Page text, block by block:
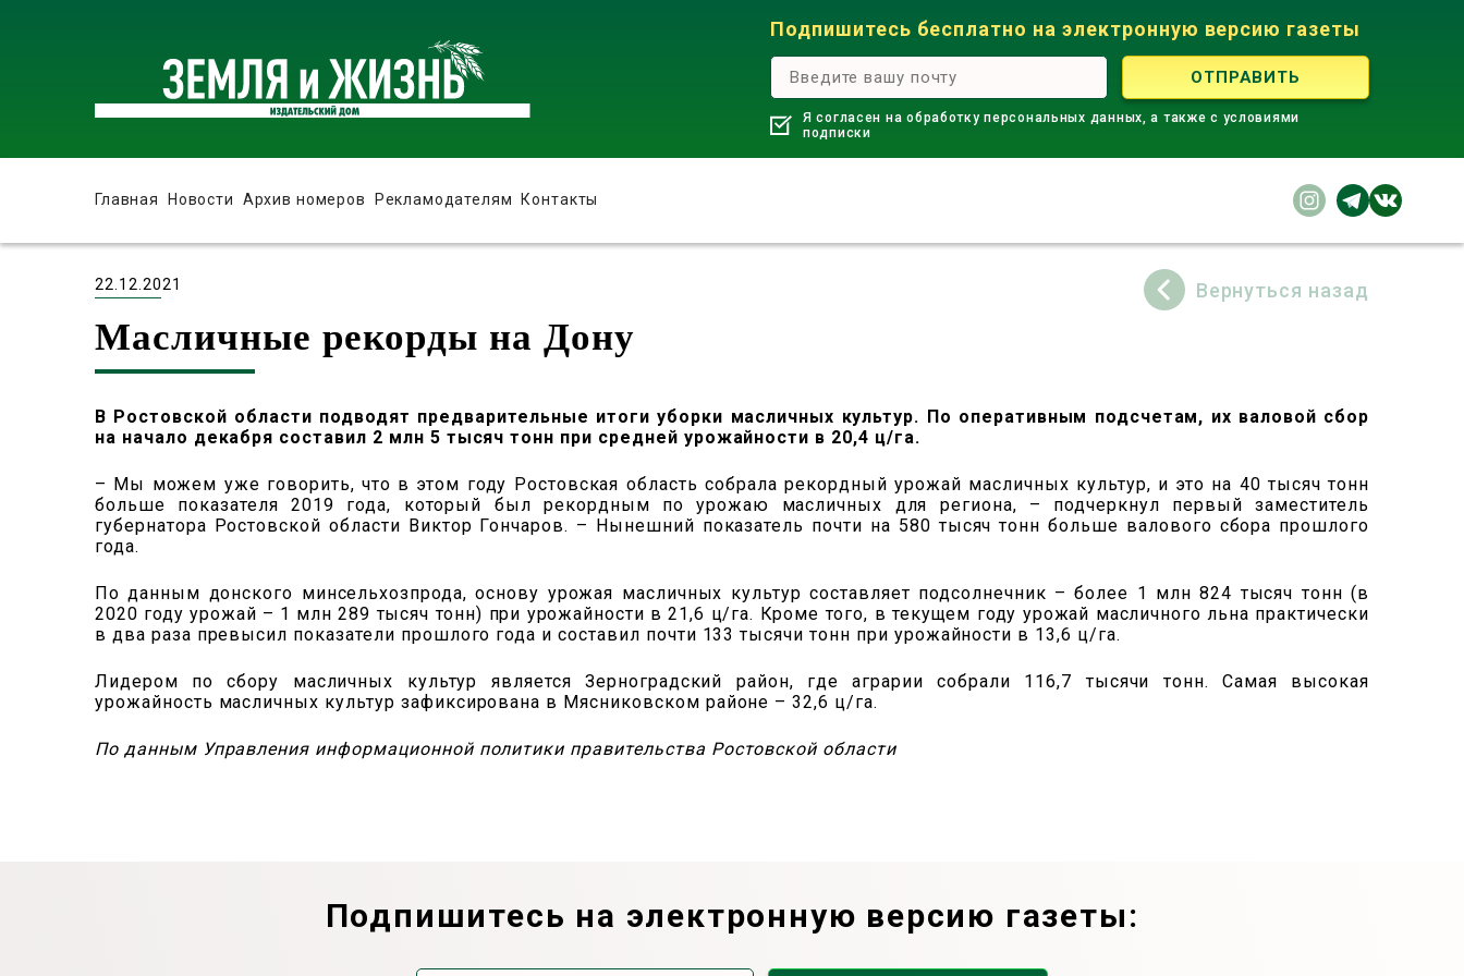
Подпишитесь бесплатно на электронную версию газеты
Я согласен на обработку персональных данных, а также с условиями
подписки
Главная Новости Архив номеров Рекламодателям Контакты
22.12.2021 Вернуться назад
Масличные рекорды на Дону
В Ростовской области подводят предварительные итоги уборки масличных культур. По оперативным подсчетам, их валовой сбор
на начало декабря составил 2 млн 5 тысяч тонн при средней урожайности в 20,4 ц/га.
– Мы можем уже говорить, что в этом году Ростовская область собрала рекордный урожай масличных культур, и это на 40 тысяч тонн
больше показателя 2019 года, который был рекордным по урожаю масличных для региона, – подчеркнул первый заместитель
губернатора Ростовской области Виктор Гончаров. – Нынешний показатель почти на 580 тысяч тонн больше валового сбора прошлого
года.
По данным донского минсельхозпрода, основу урожая масличных культур составляет подсолнечник – более 1 млн 824 тысяч тонн (в
2020 году урожай – 1 млн 289 тысяч тонн) при урожайности в 21,6 ц/га. Кроме того, в текущем году урожай масличного льна практически
в два раза превысил показатели прошлого года и составил почти 133 тысячи тонн при урожайности в 13,6 ц/га.
Лидером по сбору масличных культур является Зерноградский район, где аграрии собрали 116,7 тысячи тонн. Самая высокая
урожайность масличных культур зафиксирована в Мясниковском районе – 32,6 ц/га.
По данным Управления информационной политики правительства Ростовской области
Подпишитесь на электронную версию газеты: